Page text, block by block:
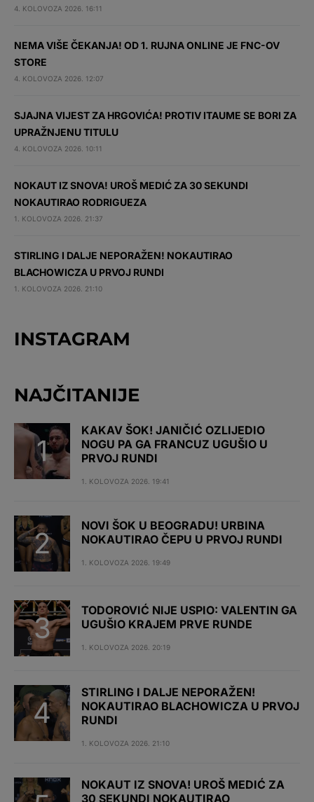
4. KOLOVOZA 2026. 16:11
NEMA VIŠE ČEKANJA! OD 1. RUJNA ONLINE JE FNC-OV
STORE
4. KOLOVOZA 2026. 12:07
SJAJNA VIJEST ZA HRGOVIĆA! PROTIV ITAUME SE BORI ZA
UPRAŽNJENU TITULU
4. KOLOVOZA 2026. 10:11
NOKAUT IZ SNOVA! UROŠ MEDIĆ ZA 30 SEKUNDI
NOKAUTIRAO RODRIGUEZA
1. KOLOVOZA 2026. 21:37
STIRLING I DALJE NEPORAŽEN! NOKAUTIRAO
BLACHOWICZA U PRVOJ RUNDI
1. KOLOVOZA 2026. 21:10
INSTAGRAM
NAJČITANIJE
KAKAV ŠOK! JANIČIĆ OZLIJEDIO
NOGU PA GA FRANCUZ UGUŠIO U
PRVOJ RUNDI
1. KOLOVOZA 2026. 19:41
NOVI ŠOK U BEOGRADU! URBINA
NOKAUTIRAO ČEPU U PRVOJ RUNDI
1. KOLOVOZA 2026. 19:49
TODOROVIĆ NIJE USPIO: VALENTIN GA
UGUŠIO KRAJEM PRVE RUNDE
1. KOLOVOZA 2026. 20:19
STIRLING I DALJE NEPORAŽEN!
NOKAUTIRAO BLACHOWICZA U PRVOJ
RUNDI
1. KOLOVOZA 2026. 21:10
NOKAUT IZ SNOVA! UROŠ MEDIĆ ZA
30 SEKUNDI NOKAUTIRAO